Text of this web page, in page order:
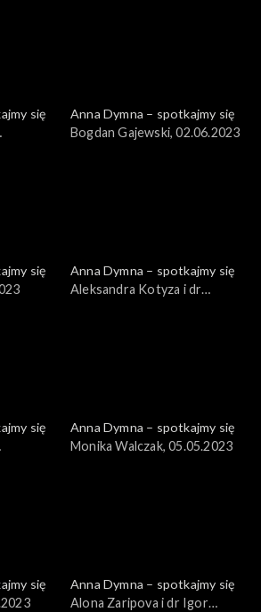
się
Anna Dymna – spotkajmy się
Bogdan Gajewski, 02.06.2023
się
Anna Dymna – spotkajmy się
Aleksandra Kotyza i dr
się
Anna Dymna – spotkajmy się
Monika Walczak, 05.05.2023
się
Anna Dymna – spotkajmy się
Alona Zaripova i dr Igor